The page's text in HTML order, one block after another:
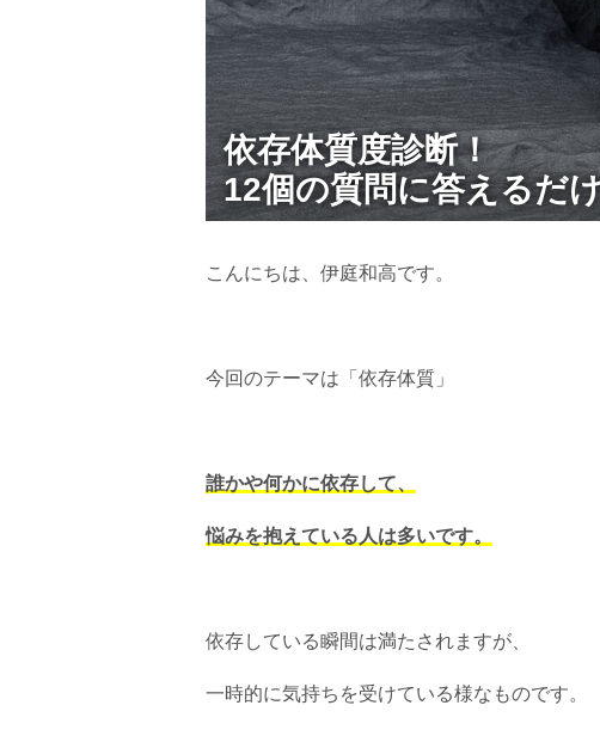
依存体質度診断！
12個の質問に答えるだ
こんにちは、伊庭和高です。
今回のテーマは「依存体質」
誰かや何かに依存して、
悩みを抱えている人は多いです。
依存している瞬間は満たされますが、
一時的に気持ちを受けている様なものです。